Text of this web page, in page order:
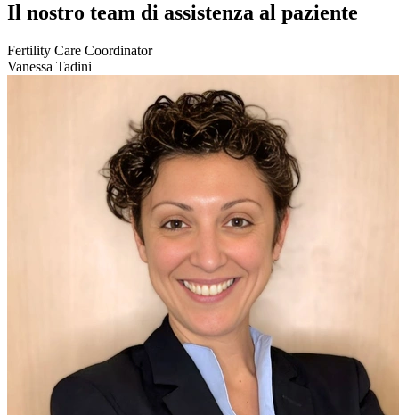
Il nostro team di assistenza al paziente
Fertility Care Coordinator
Vanessa Tadini